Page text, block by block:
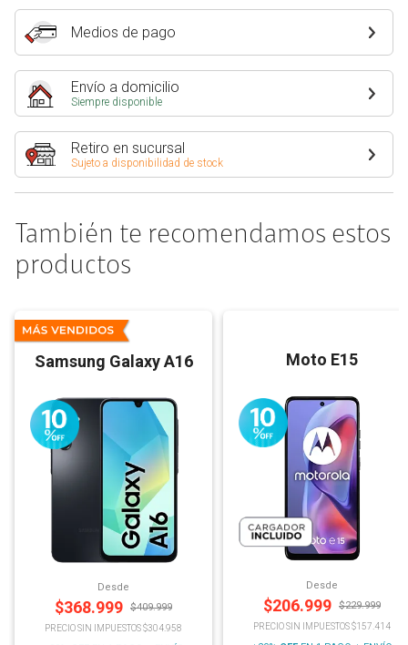
Medios de pago
Envío a domicilio
Siempre disponible
Retiro en sucursal
Sujeto a disponibilidad de stock
También te recomendamos estos
productos
Samsung Galaxy A16
Desde
$368.999 $409.999
PRECIO SIN IMPUESTOS $304.958
Moto E15
Desde
$206.999 $229.999
PRECIO SIN IMPUESTOS $157.414